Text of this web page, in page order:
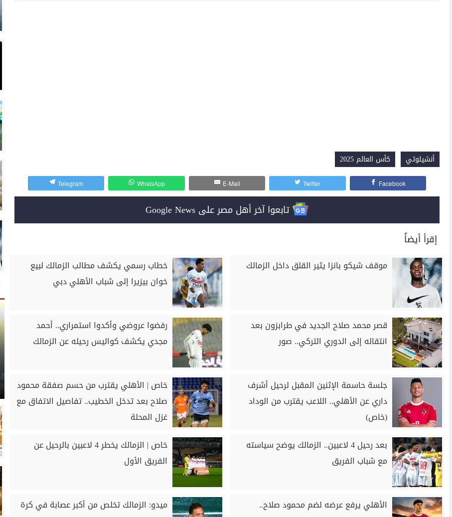
أنشيلوتي كأس العالم 2025
Facebook
Twitter
E-Mail
WhatsApp
Telegram
تابعوا آخر أهل مصر على Google News
إقرأ أيضاً
موقف شيكو بانزا يثير القلق داخل الزمالك
خطاب رسمي يكشف مطالب الزمالك لبيع
خوان بيزيرا إلى شباب الأهلي دبي
قصر محمد صلاح الجديد في طرابزون بعد
انتقاله إلى الدوري التركي.. صور
رفضوا عروضي وأكدوا استمراري.. أحمد
مجدي يكشف كواليس رحيله عن الزمالك
جلسة حاسمة الإثنين المقبل لرحيل أشرف
داري عن الأهلي.. اللاعب يقترب من الوداد
(خاص)
خاص | الأهلي يقترب من حسم صفقة محمود
صلاح بعد تدخل الخطيب.. تفاصيل الاتفاق مع
غزل المحلة
بعد رحيل 4 لاعبين.. الزمالك يوضح سياسته
مع شباب الفريق
خاص | الزمالك يخطر 4 لاعبين بالرحيل عن
الفريق الأول
الأهلي يرفع عرضه لضم محمود صلاح..
ميدو: الزمالك تخلص من أكبر عصابة في كرة